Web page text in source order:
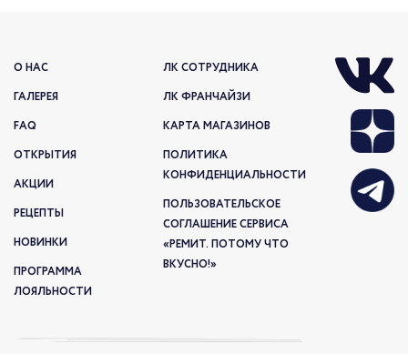
О НАС
ГАЛЕРЕЯ
FAQ
ОТКРЫТИЯ
АКЦИИ
РЕЦЕПТЫ
НОВИНКИ
ПРОГРАММА
ЛОЯЛЬНОСТИ
ЛК СОТРУДНИКА
ЛК ФРАНЧАЙЗИ
КАРТА МАГАЗИНОВ
ПОЛИТИКА
КОНФИДЕНЦИАЛЬНОСТИ
ПОЛЬЗОВАТЕЛЬСКОЕ
СОГЛАШЕНИЕ СЕРВИСА
«РЕМИТ. ПОТОМУ ЧТО
ВКУСНО!»